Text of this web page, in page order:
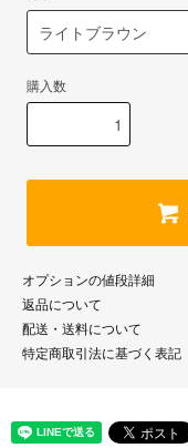
購入数
オプションの値段詳細
返品について
配送・送料について
特定商取引法に基づく表記